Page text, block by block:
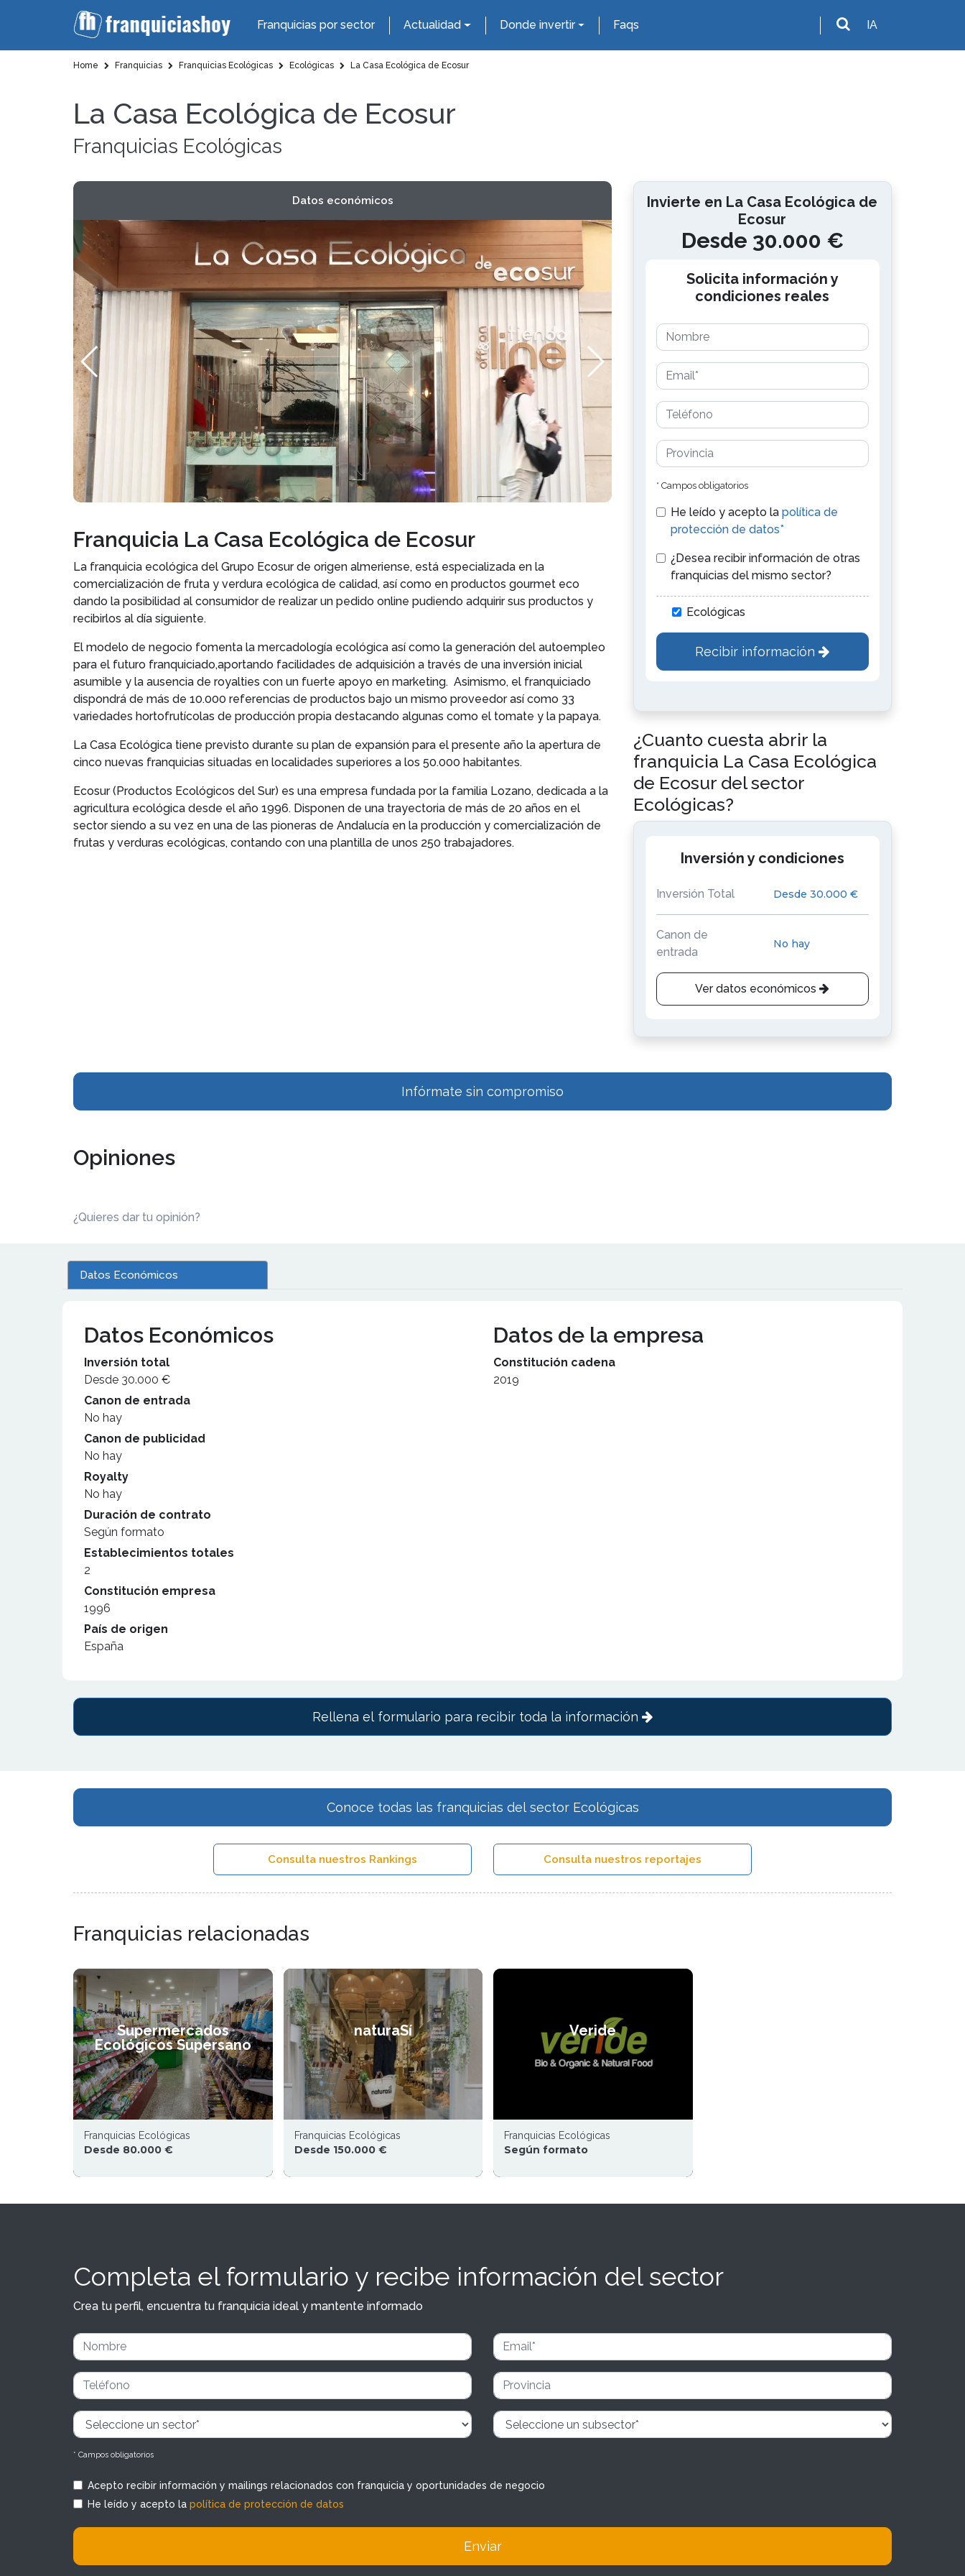
Franquicias por sector Actualidad Donde invertir Faqs IA
Home Franquicias Franquicias Ecológicas Ecológicas La Casa Ecológica de Ecosur
La Casa Ecológica de Ecosur
Franquicias Ecológicas
Datos económicos
Franquicia La Casa Ecológica de Ecosur
La franquicia ecológica del Grupo Ecosur de origen almeriense, está especializada en la
comercialización de fruta y verdura ecológica de calidad, así como en productos gourmet eco
dando la posibilidad al consumidor de realizar un pedido online pudiendo adquirir sus productos y
recibirlos al día siguiente.
El modelo de negocio fomenta la mercadología ecológica así como la generación del autoempleo
para el futuro franquiciado,aportando facilidades de adquisición a través de una inversión inicial
asumible y la ausencia de royalties con un fuerte apoyo en marketing. Asimismo, el franquiciado
dispondrá de más de 10.000 referencias de productos bajo un mismo proveedor así como 33
variedades hortofrutícolas de producción propia destacando algunas como el tomate y la papaya.
La Casa Ecológica tiene previsto durante su plan de expansión para el presente año la apertura de
cinco nuevas franquicias situadas en localidades superiores a los 50.000 habitantes.
Ecosur (Productos Ecológicos del Sur) es una empresa fundada por la familia Lozano, dedicada a la
agricultura ecológica desde el año 1996. Disponen de una trayectoria de más de 20 años en el
sector siendo a su vez en una de las pioneras de Andalucía en la producción y comercialización de
frutas y verduras ecológicas, contando con una plantilla de unos 250 trabajadores.
Invierte en La Casa Ecológica de
Ecosur
Desde 30.000 €
Solicita información y
condiciones reales
* Campos obligatorios
He leído y acepto la política de
protección de datos*
¿Desea recibir información de otras
franquicias del mismo sector?
Ecológicas
Recibir información
¿Cuanto cuesta abrir la
franquicia La Casa Ecológica
de Ecosur del sector
Ecológicas?
Inversión y condiciones
Inversión Total Desde 30.000 €
Canon de
entrada
No hay
Ver datos económicos
Infórmate sin compromiso
Opiniones
¿Quieres dar tu opinión?
Datos Económicos
Datos Económicos
Inversión total
Desde 30.000 €
Canon de entrada
No hay
Canon de publicidad
No hay
Royalty
No hay
Duración de contrato
Según formato
Establecimientos totales
2
Constitución empresa
1996
País de origen
España
Datos de la empresa
Constitución cadena
2019
Rellena el formulario para recibir toda la información
Conoce todas las franquicias del sector Ecológicas
Consulta nuestros Rankings Consulta nuestros reportajes
Franquicias relacionadas
Supermercados
Ecológicos Supersano
Franquicias Ecológicas
Desde 80.000 €
naturaSí
Franquicias Ecológicas
Desde 150.000 €
Veride
Franquicias Ecológicas
Según formato
Completa el formulario y recibe información del sector
Crea tu perfil, encuentra tu franquicia ideal y mantente informado
* Campos obligatorios
Acepto recibir información y mailings relacionados con franquicia y oportunidades de negocio
He leído y acepto la política de protección de datos
Enviar